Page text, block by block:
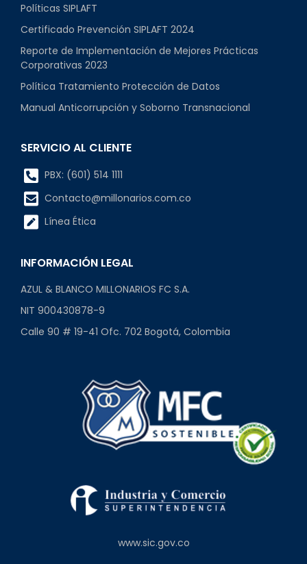
Políticas SIPLAFT
Certificado Prevención SIPLAFT 2024
Reporte de Implementación de Mejores Prácticas
Corporativas 2023
Política Tratamiento Protección de Datos
Manual Anticorrupción y Soborno Transnacional
SERVICIO AL CLIENTE
PBX: (601) 514 1111
Contacto@millonarios.com.co
Línea Ética
INFORMACIÓN LEGAL
AZUL & BLANCO MILLONARIOS FC S.A.
NIT 900430878-9
Calle 90 # 19-41 Ofc. 702 Bogotá, Colombia
www.sic.gov.co